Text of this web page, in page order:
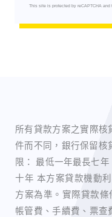
This site is protected by reCAPTCHA and
所有貸款方案之實際核
件而不同，銀行保留核
限： 最低一年最長七
十年 本方案貸款機動
方案為準。實際貸款條
帳管費、手續費、票查